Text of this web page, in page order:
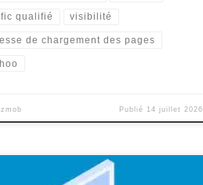
qualifié visibilité
de chargement des pages
Publié 14 juillet 2026